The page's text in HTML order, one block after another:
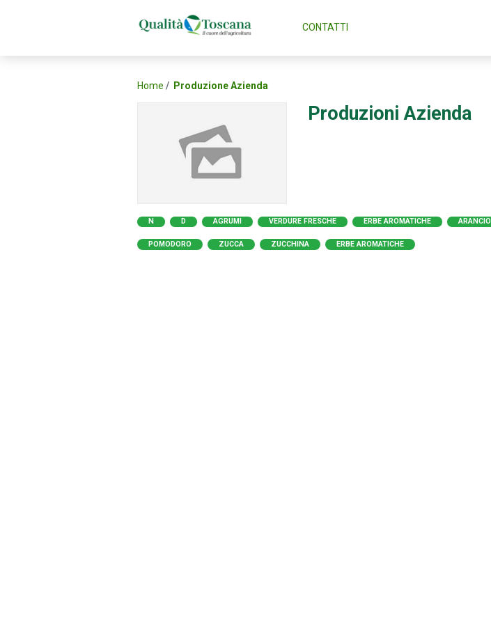
CONTATTI
Home Produzione Azienda
Produzioni Azienda
N D AGRUMI VERDURE FRESCHE ERBE AROMATICHE ARANCIO
POMODORO ZUCCA ZUCCHINA ERBE AROMATICHE